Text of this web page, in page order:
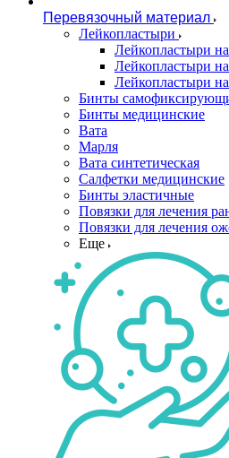
Перевязочный материал
Лейкопластыри
Лейкопластыри
Лейкопластыри
Лейкопластыри
Бинты
Бинты медицинские
Вата
Марля
Вата синтетическая
Салфетки медицинские
Бинты эластичные
Повязки для лечения
Повязки для лечения
Еще